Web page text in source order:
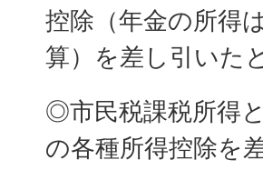
控除（年金の所得
算）を差し引いた
◎市民税課税所得
の各種所得控除を